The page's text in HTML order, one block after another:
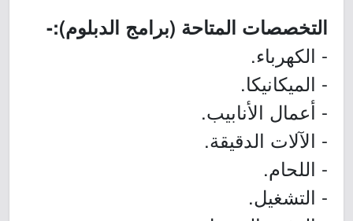
التخصصات المتاحة (برامج الدبلوم):-
- الكهرباء.
- الميكانيكا.
- أعمال الأنابيب.
- الآلات الدقيقة.
- اللحام.
- التشغيل.